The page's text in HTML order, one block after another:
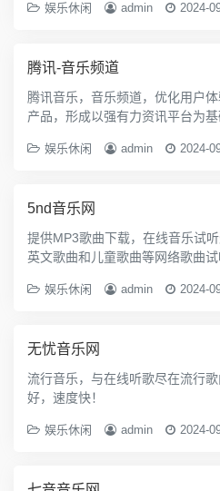
P、IVR等多个领域的全面的移动
娱乐休闲 admin 2024-
腾讯-音乐频道
腾讯音乐，音乐频道，优化用户
产品，形成以强有力资讯平台为
娱乐休闲 admin 2024-
5nd音乐网
提供MP3歌曲下载，在线音乐试
英文歌曲和儿童歌曲等网络歌曲试
娱乐休闲 admin 2024-
无忧音乐网
流行音乐，与在线听歌尽在流行
好，速度快！
娱乐休闲 admin 2024-